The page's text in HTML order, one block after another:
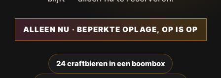
ALLEEN NU · BEPERKTE OPLAGE, OP IS OP
24 craftbieren in een boombox